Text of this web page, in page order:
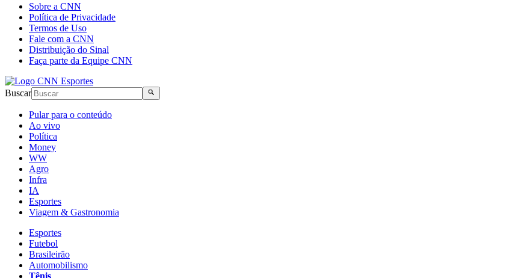
Sobre a CNN
Política de Privacidade
Termos de Uso
Fale com a CNN
Distribuição do Sinal
Faça parte da Equipe CNN
Buscar
Pular para o conteúdo
Ao vivo
Política
Money
WW
Agro
Infra
IA
Esportes
Viagem & Gastronomia
Esportes
Futebol
Brasileirão
Automobilismo
Tênis